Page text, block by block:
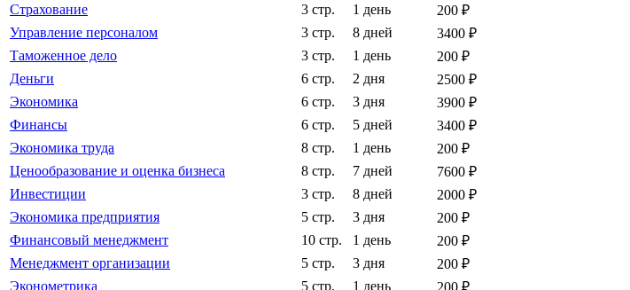
Страхование
3 стр. 1 день
200 ₽
Управление персоналом
3 стр. 8 дней
3400 ₽
Таможенное дело
3 стр. 1 день
200 ₽
Деньги
6 стр. 2 дня
2500 ₽
Экономика
6 стр. 3 дня
3900 ₽
Финансы
6 стр. 5 дней
3400 ₽
Экономика труда
8 стр. 1 день
200 ₽
Ценообразование и оценка бизнеса
8 стр. 7 дней
7600 ₽
Инвестиции
3 стр. 8 дней
2000 ₽
Экономика предприятия
5 стр. 3 дня
200 ₽
Финансовый менеджмент
10 стр. 1 день
200 ₽
Менеджмент организации
5 стр. 3 дня
200 ₽
Эконометрика
5 стр. 1 день
200 ₽